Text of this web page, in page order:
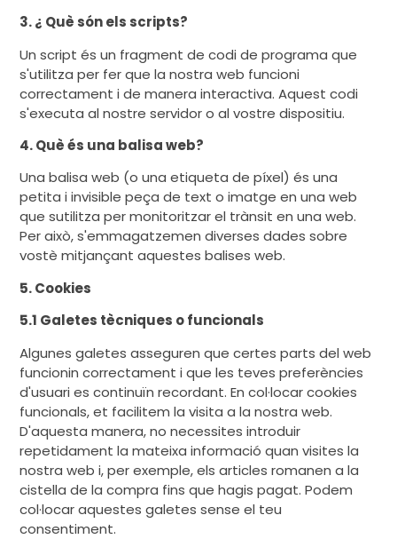
3. ¿ Què són els scripts?
Un script és un fragment de codi de programa que
s'utilitza per fer que la nostra web funcioni
correctament i de manera interactiva. Aquest codi
s'executa al nostre servidor o al vostre dispositiu.
4. Què és una balisa web?
Una balisa web (o una etiqueta de píxel) és una
petita i invisible peça de text o imatge en una web
que sutilitza per monitoritzar el trànsit en una web.
Per això, s'emmagatzemen diverses dades sobre
vostè mitjançant aquestes balises web.
5. Cookies
5.1 Galetes tècniques o funcionals
Algunes galetes asseguren que certes parts del web
funcionin correctament i que les teves preferències
d'usuari es continuïn recordant. En col·locar cookies
funcionals, et facilitem la visita a la nostra web.
D'aquesta manera, no necessites introduir
repetidament la mateixa informació quan visites la
nostra web i, per exemple, els articles romanen a la
cistella de la compra fins que hagis pagat. Podem
col·locar aquestes galetes sense el teu
consentiment.